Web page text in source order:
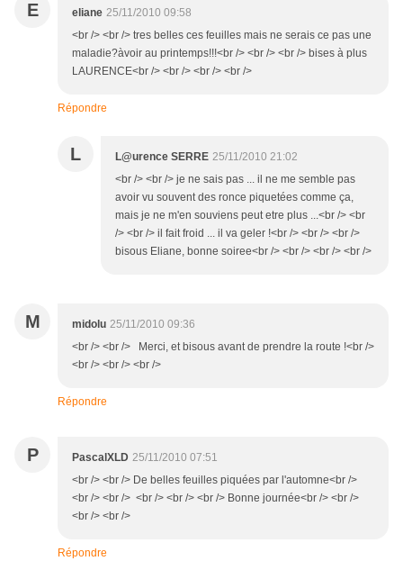
E eliane 25/11/2010 09:58
<br /> <br /> tres belles ces feuilles mais ne serais ce pas une
maladie?àvoir au printemps!!!<br /> <br /> <br /> bises à plus
LAURENCE<br /> <br /> <br /> <br />
Répondre
L L@urence SERRE 25/11/2010 21:02
<br /> <br /> je ne sais pas ... il ne me semble pas
avoir vu souvent des ronce piquetées comme ça,
mais je ne m'en souviens peut etre plus ...<br /> <br
/> <br /> il fait froid ... il va geler !<br /> <br /> <br />
bisous Eliane, bonne soiree<br /> <br /> <br /> <br />
M midolu 25/11/2010 09:36
<br /> <br /> Merci, et bisous avant de prendre la route !<br />
<br /> <br /> <br />
Répondre
P PascalXLD 25/11/2010 07:51
<br /> <br /> De belles feuilles piquées par l'automne<br />
<br /> <br /> <br /> <br /> <br /> Bonne journée<br /> <br />
<br /> <br />
Répondre